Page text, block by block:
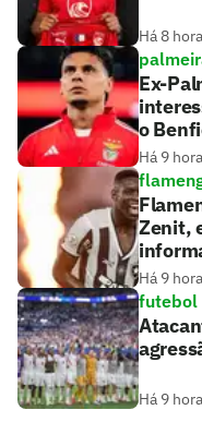
Há 8
Ex-
o
Há 9
Zenit,
Há 9
futebol
Há 9